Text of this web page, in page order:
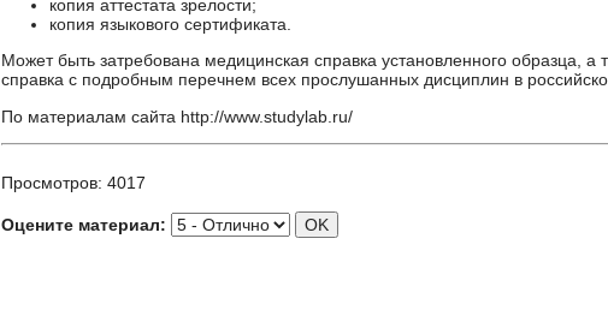
копия аттестата зрелости;
копия языкового сертификата.
Может быть затребована медицинская справка установленного образца, а
справка с подробным перечнем всех прослушанных дисциплин в
По материалам сайта http://www.studylab.ru/
Просмотров: 4017
Оцените материал: